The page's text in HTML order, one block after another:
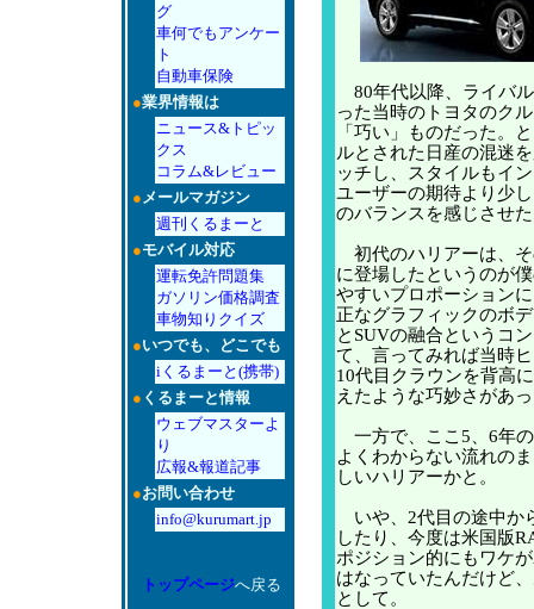
グ
車何でもアンケー
ト
自動車保険
●業界情報は
ニュース&トピッ
クス
コラム&レビュー
●メールマガジン
週刊くるまーと
●モバイル対応
運転免許問題集
ガソリン価格調査
車物知りクイズ
●いつでも、どこでも
iくるまーと(携帯)
● くるまーと情報
ウェブマスターよ
り
広報&報道記事
●お問い合わせ
info@kurumart.jp
トップページへ戻る
80年代以降、ライバ
った当時のトヨタのク
「巧い」ものだった。
ルとされた日産の混迷
ッチし、スタイルもイ
ユーザーの期待より少
のバランスを感じさせ
初代のハリアーは、
に登場したというのが
やすいプロポーション
正なグラフィックのボ
とSUVの融合というコ
て、言ってみれば当時
10代目クラウンを背高
えたような巧妙さがあ
一方で、ここ5、6年
よくわからない流れの
しいハリアーかと。
いや、2代目の途中か
したり、今度は米国版
ポジション的にもワケ
はなっていたんだけど
として。